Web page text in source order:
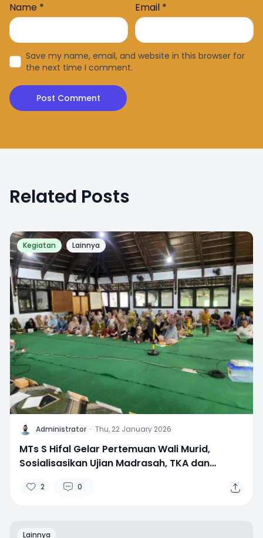
Name * Email *
Save my name, email, and website in this browser for
the next time I comment.
Related Posts
Kegiatan Lainnya
A Administrator · Thu, 22 January 2026
MTs S Hifal Gelar Pertemuan Wali Murid,
Sosialisasikan Ujian Madrasah, TKA dan
2 0
Lainnya